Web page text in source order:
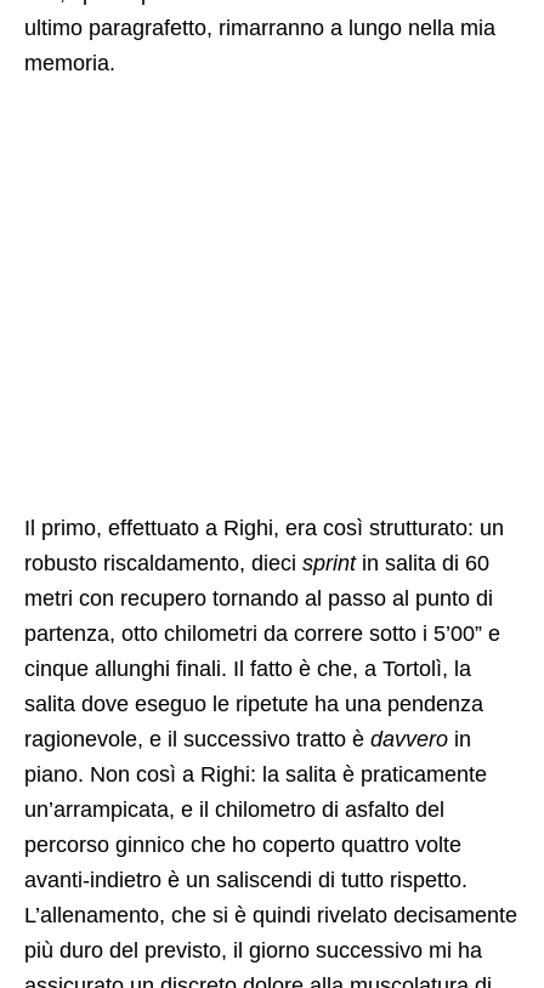
ultimo paragrafetto, rimarranno a lungo nella mia
memoria.
Il primo, effettuato a Righi, era così strutturato: un
robusto riscaldamento, dieci sprintin salita di 60
metri con recupero tornando al passo al punto di
partenza, otto chilometri da correre sotto i 5’00” e
cinque allunghi finali. Il fatto è che, a Tortolì, la
salita dove eseguo le ripetute ha una pendenza
ragionevole, e il successivo tratto è davvero in
piano. Non così a Righi: la salita è praticamente
un’arrampicata, e il chilometro di asfalto del
percorso ginnico che ho coperto quattro volte
avanti-indietro è un saliscendi di tutto rispetto.
L’allenamento, che si è quindi rivelato decisamente
più duro del previsto, il giorno successivo mi ha